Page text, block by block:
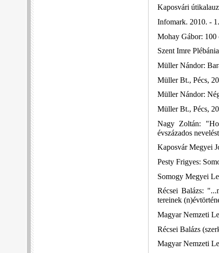
Kaposvári útikalauz
Infomark. 2010. -
Mohay Gábor: 100
Szent Imre
Müller Nándor:
Müller Bt., Pécs,
Müller Nándor:
Müller Bt., Pécs,
Nagy Zoltán:
évszázados
Kaposvár Megyei
Pesty Frigyes:
Somogy Megyei
Récsei Balázs:
tereinek
Magyar Nemzeti
Récsei Balázs
Magyar Nemzeti